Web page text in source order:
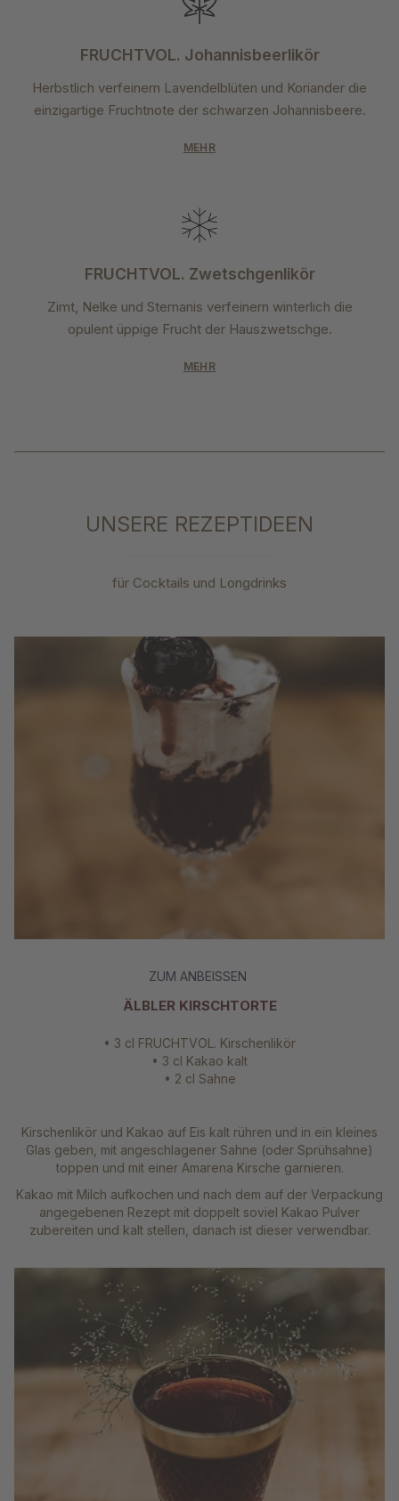
FRUCHTVOL. Johannisbeerlikör
Herbstlich verfeinern Lavendelblüten und Koriander die
einzigartige Fruchtnote der schwarzen Johannisbeere.
MEHR
FRUCHTVOL. Zwetschgenlikör
Zimt, Nelke und Sternanis verfeinern winterlich die
opulent üppige Frucht der Hauszwetschge.
MEHR
UNSERE REZEPTIDEEN
für Cocktails und Longdrinks
ZUM ANBEISSEN
ÄLBLER KIRSCHTORTE
• 3 cl FRUCHTVOL. Kirschenlikör
• 3 cl Kakao kalt
• 2 cl Sahne
Kirschenlikör und Kakao auf Eis kalt rühren und in ein kleines
Glas geben, mit angeschlagener Sahne (oder Sprühsahne)
toppen und mit einer Amarena Kirsche garnieren.
Kakao mit Milch aufkochen und nach dem auf der Verpackung
angegebenen Rezept mit doppelt soviel Kakao Pulver
zubereiten und kalt stellen, danach ist dieser verwendbar.